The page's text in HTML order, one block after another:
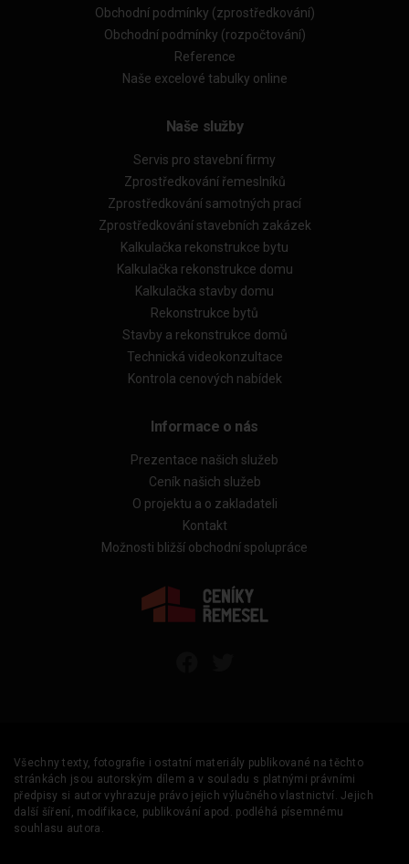
Obchodní podmínky (zprostředkování)
Obchodní podmínky (rozpočtování)
Reference
Naše excelové tabulky online
Naše služby
Servis pro stavební firmy
Zprostředkování řemeslníků
Zprostředkování samotných prací
Zprostředkování stavebních zakázek
Kalkulačka rekonstrukce bytu
Kalkulačka rekonstrukce domu
Kalkulačka stavby domu
Rekonstrukce bytů
Stavby a rekonstrukce domů
Technická videokonzultace
Kontrola cenových nabídek
Informace o nás
Prezentace našich služeb
Ceník našich služeb
O projektu a o zakladateli
Kontakt
Možnosti bližší obchodní spolupráce
Všechny texty, fotografie i ostatní materiály publikované na těchto
stránkách jsou autorským dílem a v souladu s platnými právními
předpisy si autor vyhrazuje právo jejich výlučného vlastnictví. Jejich
další šíření, modifikace, publikování apod. podléhá písemnému
souhlasu autora.